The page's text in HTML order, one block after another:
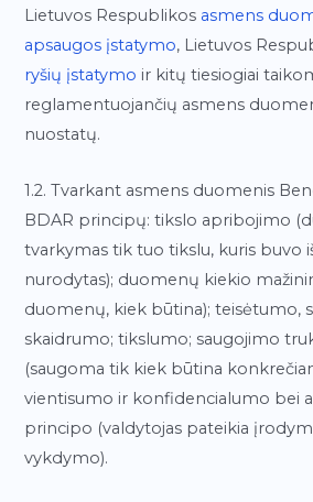
Lietuvos Respublikos asmens
apsaugos įstatymo, Lietuvos
ryšių įstatymo ir kitų tiesiogiai
reglamentuojančių asmens
nuostatų.
1.2. Tvarkant asmens duomenis
BDAR principų: tikslo apribojimo
tvarkymas tik tuo tikslu, kuris buvo
nurodytas); duomenų kiekio
duomenų, kiek būtina); teisėtumo,
skaidrumo; tikslumo; saugojimo
(saugoma tik kiek būtina
vientisumo ir konfidencialumo bei
principo (valdytojas pateikia
vykdymo).